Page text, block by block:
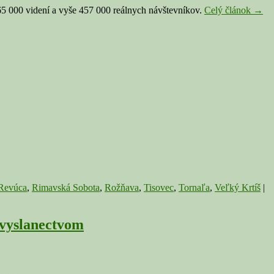
000 videní a vyše 457 000 reálnych návštevníkov. Celý článok TOP
→
, Rimavská Sobota, Rožňava, Tisovec, Tornaľa, Veľký Krtíš |